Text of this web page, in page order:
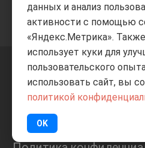
+7 8332205-805
ИП Баранов А.С. 2026
данных и анализ
активности с помощью
«Яндекс.Метрика».
использует куки для
пользовательского
использовать сайт, вы
политикой
OK